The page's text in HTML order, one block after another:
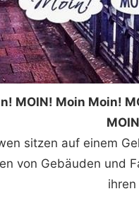
MOIN! Moin Moin!
sitzen auf einem
von Gebäuden und
ihren